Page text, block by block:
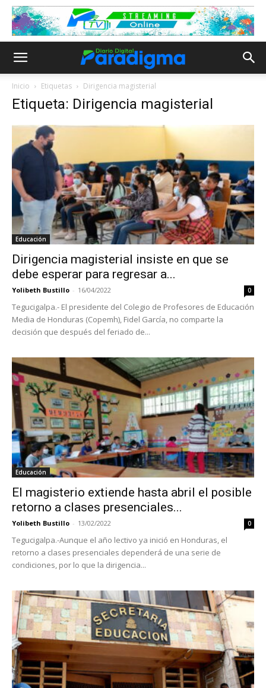
Inicio Etiquetas Dirigencia magisterial
Etiqueta: Dirigencia magisterial
Educación
Dirigencia magisterial insiste en que se
debe esperar para regresar a...
Yolibeth Bustillo - 16/04/2022 0
Tegucigalpa.- El presidente del Colegio de Profesores de Educación
Media de Honduras (Copemh), Fidel García, no comparte la
decisión que después del feriado de...
Educación
El magisterio extiende hasta abril el posible
retorno a clases presenciales...
Yolibeth Bustillo - 13/02/2022 0
Tegucigalpa.-Aunque el año lectivo ya inició en Honduras, el
retorno a clases presenciales dependerá de una serie de
condiciones, por lo que la dirigencia...